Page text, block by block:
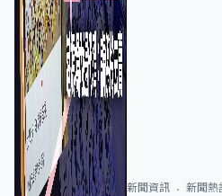
新聞資訊 新聞熱